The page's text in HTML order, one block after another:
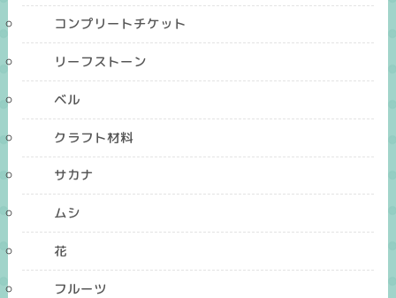
コンプリートチケット
リーフストーン
ベル
クラフト材料
サカナ
ムシ
花
フルーツ